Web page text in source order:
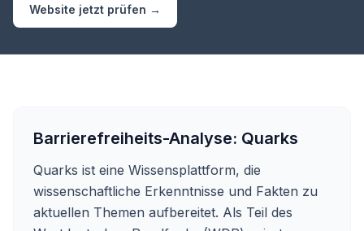
Website jetzt prüfen →
Barrierefreiheits-Analyse: Quarks
Quarks ist eine Wissensplattform, die
wissenschaftliche Erkenntnisse und Fakten zu
aktuellen Themen aufbereitet. Als Teil des